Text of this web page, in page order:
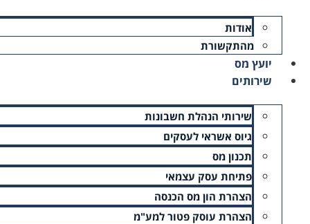
אודות
מהתקשורת
יועץ מס
שירותים
שירותי הנהלת חשבונות
גיוס אשראי לעסקים
תכנון מס
פתיחת עסק עצמאי
הצהרת הון מס הכנסה
הצהרת עוסק פטור למע"מ
חשבונית עצמית
שכר אומנים – כל מה שצריך לדעת
צרו איתנו קשר
זקוקים לייעוץ? פנייתכם חשובה לנו, אנא השאירו פרטים